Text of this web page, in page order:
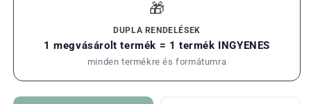
🎁
DUPLA RENDELÉSEK
1 megvásárolt termék = 1 termék INGYENES
minden termékre és formátumra